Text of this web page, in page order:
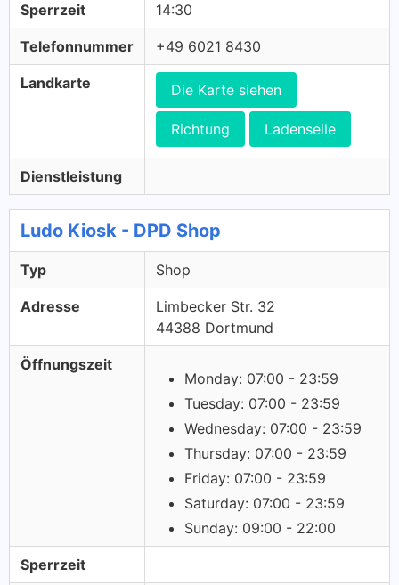
Sperrzeit 14:30
Telefonnummer +49 6021 8430
Landkarte Die Karte siehen
Richtung Ladenseile
Dienstleistung
Ludo Kiosk - DPD Shop
Typ Shop
Adresse
Limbecker Str. 32
44388 Dortmund
Öffnungszeit
Monday: 07:00 - 23:59
Tuesday: 07:00 - 23:59
Wednesday: 07:00 - 23:59
Thursday: 07:00 - 23:59
Friday: 07:00 - 23:59
Saturday: 07:00 - 23:59
Sunday: 09:00 - 22:00
Sperrzeit